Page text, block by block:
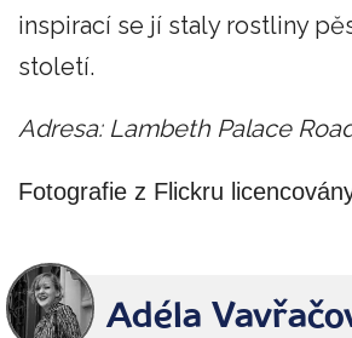
inspirací se jí staly rostliny
století.
Adresa: Lambeth Palace
Fotografie z Flickru
Adéla